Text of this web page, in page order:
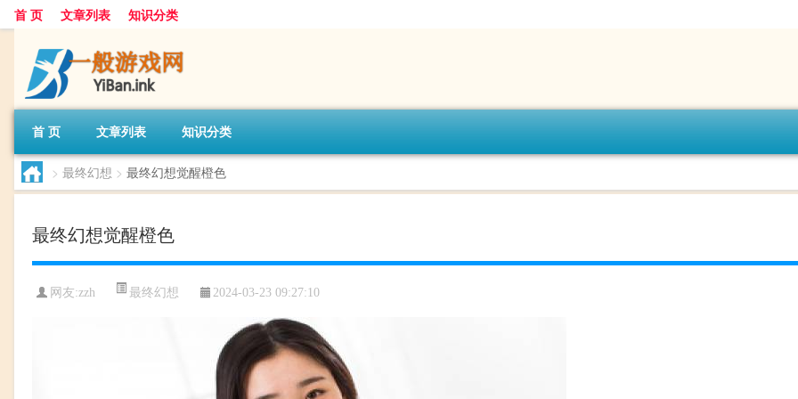
首 页 文章列表 知识分类
首 页 文章列表 知识分类
> 最终幻想 > 最终幻想觉醒橙色
最终幻想觉醒橙色
网友:zzh 最终幻想 2024-03-23 09:27:10